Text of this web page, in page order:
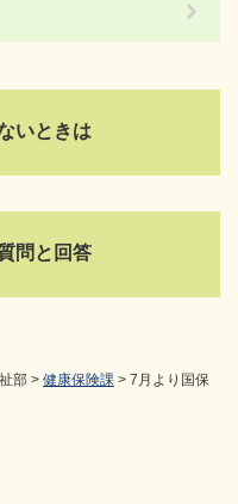
部 > 健康保険課 > 7月より国保
いときは
問と回答